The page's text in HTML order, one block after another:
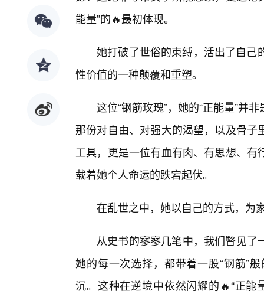
能量”的🔥最初体现。
她打破了世俗的束缚，活出了自己
性价值的一种颠覆和重塑。
这位“钢筋玫瑰”，她的“正能量”并
那份对自由、对强大的渴望，以及骨
工具，更是一位有血有肉、有思想、
载着她个人命运的跌宕起伏。
在乱世之中，她以自己的方式，为
从史书的寥寥几笔中，我们瞥见
她的每一次选择，都带着一股“钢筋”
沉。这种在逆境中依然闪耀的🔥“正